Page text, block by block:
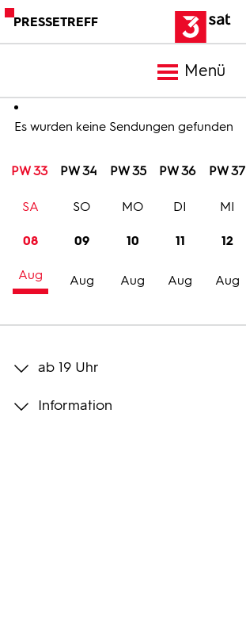
PRESSETREFF
Menü
Meldungen
Programm
Trailer
Bilder
Es wurden keine Sendungen gefunden
PW 33 PW 34 PW 35 PW 36 PW 37
08
Aug
SA
09
Aug
SO
10
Aug
MO
11
Aug
DI
12
Aug
MI
ab 19 Uhr
Information